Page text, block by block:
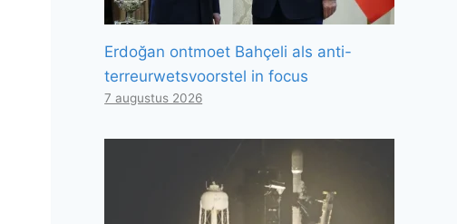
Erdoğan ontmoet Bahçeli als anti-
terreurwetsvoorstel in focus
7 augustus 2026